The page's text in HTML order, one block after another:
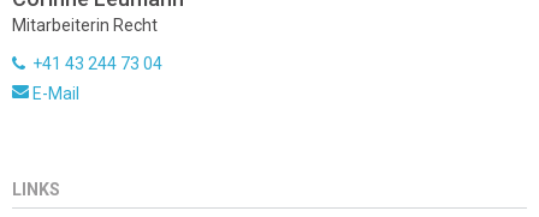
Mitarbeiterin Recht
+41 43 244 73 04
E-Mail
LINKS